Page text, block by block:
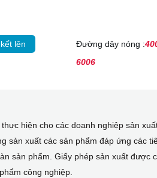
lên Đường dây nóng :
6006
hiện cho các doanh nghiệp sản
sản xuất các sản phẩm đáp ứng các
sản phẩm. Giấy phép sản xuất được
công nghiệp.